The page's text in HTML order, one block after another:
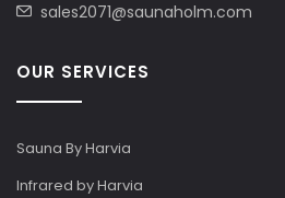
sales2071@saunaholm.com
OUR SERVICES
Sauna By Harvia
Infrared by Harvia